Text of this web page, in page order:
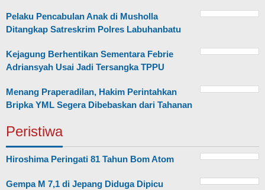
Pelaku Pencabulan Anak di Musholla
Ditangkap Satreskrim Polres Labuhanbatu
Kejagung Berhentikan Sementara Febrie
Adriansyah Usai Jadi Tersangka TPPU
Menang Praperadilan, Hakim Perintahkan
Bripka YML Segera Dibebaskan dari Tahanan
Peristiwa
Hiroshima Peringati 81 Tahun Bom Atom
Gempa M 7,1 di Jepang Diduga Dipicu